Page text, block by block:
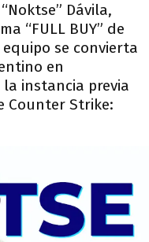
Dávila,
“FULL BUY” de
equipo se convierta
en
la instancia previa
Counter Strike: